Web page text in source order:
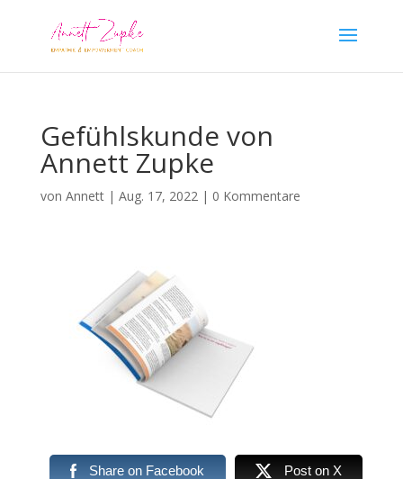
Gefühlskunde von
Annett Zupke
von Annett| Aug. 17, 2022| 0 Kommentare
Share on Facebook Post on X